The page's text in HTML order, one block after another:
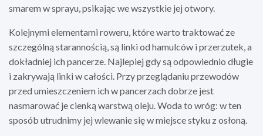
smarem w sprayu, psikając we wszystkie jej otwory.
Kolejnymi elementami roweru, które warto traktować ze
szczególną starannością, są linki od hamulców i przerzutek, a
dokładniej ich pancerze. Najlepiej gdy są odpowiednio długie
i zakrywają linki w całości. Przy przeglądaniu przewodów
przed umieszczeniem ich w pancerzach dobrze jest
nasmarować je cienką warstwą oleju. Woda to wróg: w ten
sposób utrudnimy jej wlewanie się w miejsce styku z osłoną.